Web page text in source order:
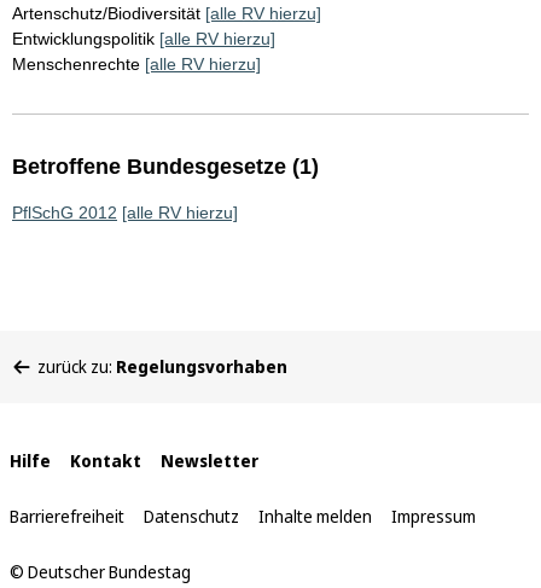
Artenschutz/Biodiversität [alle RV hierzu]
Entwicklungspolitik [alle RV hierzu]
Menschenrechte [alle RV hierzu]
Betroffene Bundesgesetze (1)
PflSchG 2012 [alle RV hierzu]
befinden
zurück zu: Regelungsvorhaben
Interne
Links
Hilfe Kontakt Newsletter
Barrierefreiheit Datenschutz Inhalte melden Impressum
© Deutscher Bundestag